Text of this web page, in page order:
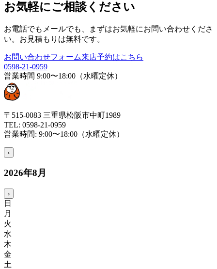
お気軽にご相談ください
お電話でもメールでも、まずはお気軽にお問い合わせくださ
い。お見積もりは無料です。
お問い合わせフォーム来店予約はこちら
0598-21-0959
営業時間 9:00〜18:00（水曜定休）
〒515-0083 三重県松阪市中町1989
TEL: 0598-21-0959
営業時間: 9:00〜18:00（水曜定休）
‹
2026年8月
›
日
月
火
水
木
金
土